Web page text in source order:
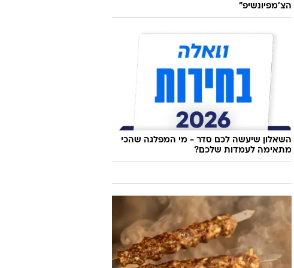
הצ'מפיונשיפ"
השאלון שיעשה לכם סדר - מי המפלגה שהכי
מתאימה לעמדות שלכם?